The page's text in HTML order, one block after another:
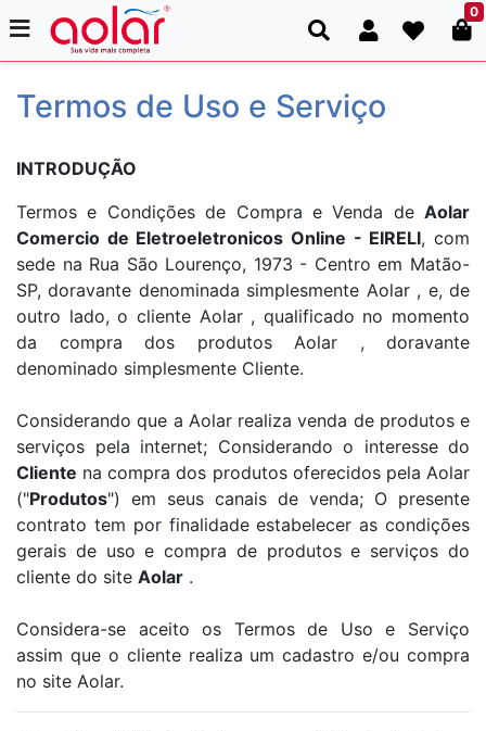
0
Termos de Uso e Serviço
INTRODUÇÃO
Termos e Condições de Compra e Venda de Aolar
Comercio de Eletroeletronicos Online - EIRELI, com
sede na Rua São Lourenço, 1973 - Centro em Matão-
SP, doravante denominada simplesmente Aolar , e, de
outro lado, o cliente Aolar , qualificado no momento
da compra dos produtos Aolar , doravante
denominado simplesmente Cliente.
Considerando que a Aolar realiza venda de produtos e
serviços pela internet; Considerando o interesse do
Cliente na compra dos produtos oferecidos pela Aolar
("Produtos") em seus canais de venda; O presente
contrato tem por finalidade estabelecer as condições
gerais de uso e compra de produtos e serviços do
cliente do site Aolar .
Considera-se aceito os Termos de Uso e Serviço
assim que o cliente realiza um cadastro e/ou compra
no site Aolar.